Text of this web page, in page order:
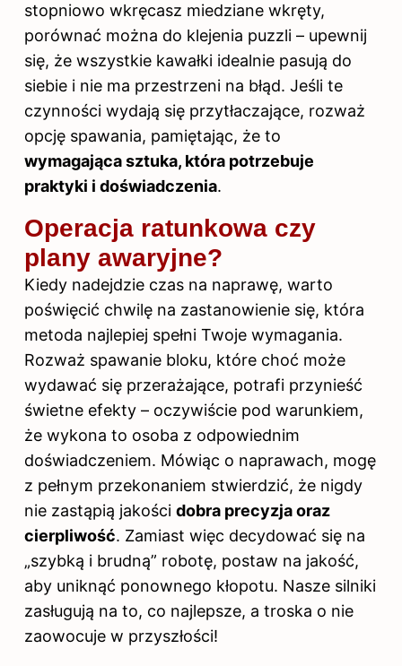
stopniowo wkręcasz miedziane wkręty,
porównać można do klejenia puzzli – upewnij
się, że wszystkie kawałki idealnie pasują do
siebie i nie ma przestrzeni na błąd. Jeśli te
czynności wydają się przytłaczające, rozważ
opcję spawania, pamiętając, że to
wymagająca sztuka, która potrzebuje
praktyki i doświadczenia.
Operacja ratunkowa czy
plany awaryjne?
Kiedy nadejdzie czas na naprawę, warto
poświęcić chwilę na zastanowienie się, która
metoda najlepiej spełni Twoje wymagania.
Rozważ spawanie bloku, które choć może
wydawać się przerażające, potrafi przynieść
świetne efekty – oczywiście pod warunkiem,
że wykona to osoba z odpowiednim
doświadczeniem. Mówiąc o naprawach, mogę
z pełnym przekonaniem stwierdzić, że nigdy
nie zastąpią jakości dobra precyzja oraz
cierpliwość. Zamiast więc decydować się na
„szybką i brudną” robotę, postaw na jakość,
aby uniknąć ponownego kłopotu. Nasze silniki
zasługują na to, co najlepsze, a troska o nie
zaowocuje w przyszłości!